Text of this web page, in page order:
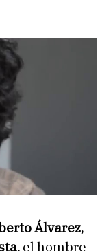
Álvarez,
el hombre